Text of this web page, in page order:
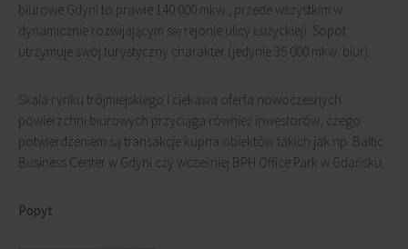
biurowe Gdyni to prawie 140 000 mkw., przede wszystkim w
dynamicznie rozwijającym się rejonie ulicy Łużyckiej). Sopot
utrzymuje swój turystyczny charakter (jedynie 35 000 mkw. biur).
Skala rynku trójmiejskiego i ciekawa oferta nowoczesnych
powierzchni biurowych przyciąga również inwestorów, czego
potwierdzeniem są transakcje kupna obiektów takich jak np. Baltic
Business Center w Gdyni czy wcześniej BPH Office Park w Gdańsku.
Popyt